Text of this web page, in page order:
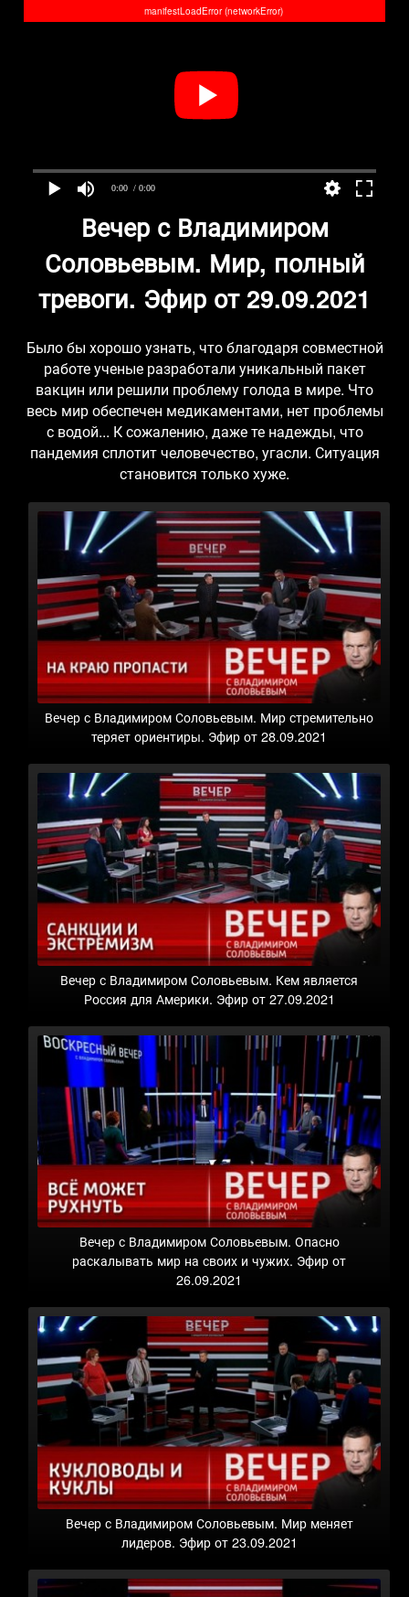
0:00 / 0:00
manifestLoadError (networkError)
Вечер с Владимиром
Соловьевым. Мир, полный
тревоги. Эфир от 29.09.2021
Было бы хорошо узнать, что благодаря совместной
работе ученые разработали уникальный пакет
вакцин или решили проблему голода в мире. Что
весь мир обеспечен медикаментами, нет проблемы
с водой... К сожалению, даже те надежды, что
пандемия сплотит человечество, угасли. Ситуация
становится только хуже.
Вечер с Владимиром Соловьевым. Мир стремительно
теряет ориентиры. Эфир от 28.09.2021
Вечер с Владимиром Соловьевым. Кем является
Россия для Америки. Эфир от 27.09.2021
Вечер с Владимиром Соловьевым. Опасно
раскалывать мир на своих и чужих. Эфир от
26.09.2021
Вечер с Владимиром Соловьевым. Мир меняет
лидеров. Эфир от 23.09.2021